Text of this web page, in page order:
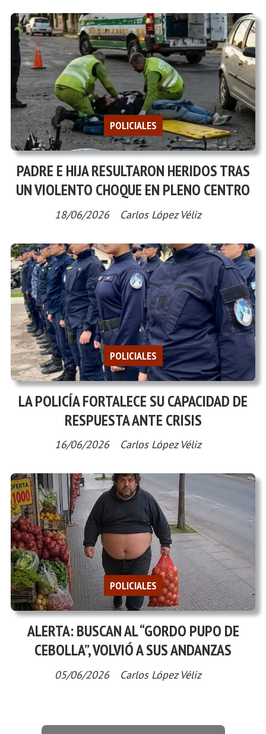
PADRE E HIJA RESULTARON HERIDOS TRAS
UN VIOLENTO CHOQUE EN PLENO CENTRO
Carlos López Véliz
POLICIALES
18/06/2026
LA POLICÍA FORTALECE SU CAPACIDAD DE
RESPUESTA ANTE CRISIS
Carlos López Véliz
POLICIALES
16/06/2026
ALERTA: BUSCAN AL “GORDO PUPO DE
CEBOLLA”, VOLVIÓ A SUS ANDANZAS
Carlos López Véliz
POLICIALES
05/06/2026